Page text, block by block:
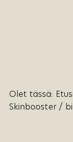
Olet tässä:
Skinbooster /